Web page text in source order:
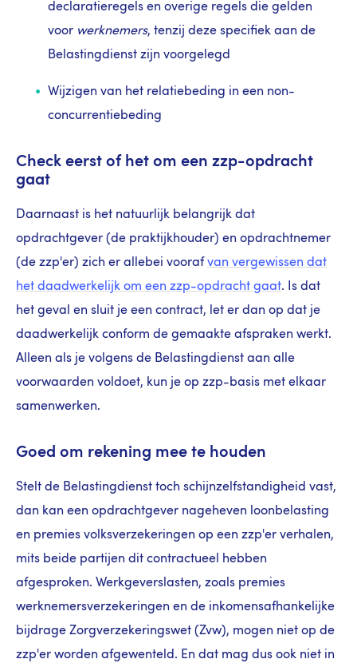
declaratieregels en overige regels die gelden
voor werknemers, tenzij deze specifiek aan de
Belastingdienst zijn voorgelegd
Wijzigen van het relatiebeding in een non-
concurrentiebeding
Check eerst of het om een zzp-opdracht
gaat
Daarnaast is het natuurlijk belangrijk dat
opdrachtgever (de praktijkhouder) en opdrachtnemer
(de zzp'er) zich er allebei voorafvan vergewissen dat
het daadwerkelijk om een zzp-opdracht gaat. Is dat
het geval en sluit je een contract, let er dan op dat je
daadwerkelijk conform de gemaakte afspraken werkt.
Alleen als je volgens de Belastingdienst aan alle
voorwaarden voldoet, kun je op zzp-basis met elkaar
samenwerken.
Goed om rekening mee te houden
Stelt de Belastingdienst toch schijnzelfstandigheid vast,
dan kan een opdrachtgever nageheven loonbelasting
en premies volksverzekeringen op een zzp'er verhalen,
mits beide partijen dit contractueel hebben
afgesproken. Werkgeverslasten, zoals premies
werknemersverzekeringen en de inkomensafhankelijke
bijdrage Zorgverzekeringswet (Zvw), mogen niet op de
zzp'er worden afgewenteld. En dat mag dus ook niet in